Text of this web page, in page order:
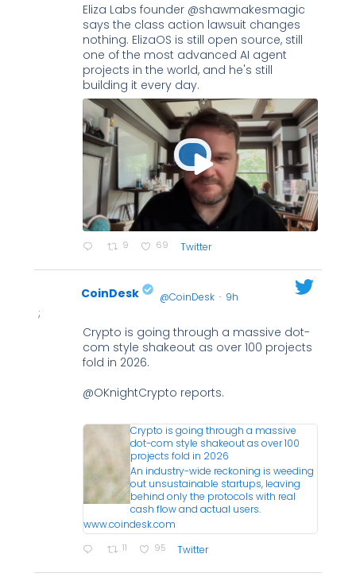
Eliza Labs founder @shawmakesmagic
says the class action lawsuit changes
nothing. ElizaOS is still open source, still
one of the most advanced AI agent
projects in the world, and he's still
building it every day.
9 69 Twitter
;
CoinDesk @CoinDesk · 9h
Crypto is going through a massive dot-
com style shakeout as over 100 projects
fold in 2026.
@OKnightCrypto reports.
Crypto is going through a massive
dot-com style shakeout as over 100
projects fold in 2026
An industry-wide reckoning is weeding
out unsustainable startups, leaving
behind only the protocols with real
cash flow and actual users.
www.coindesk.com
11 95 Twitter